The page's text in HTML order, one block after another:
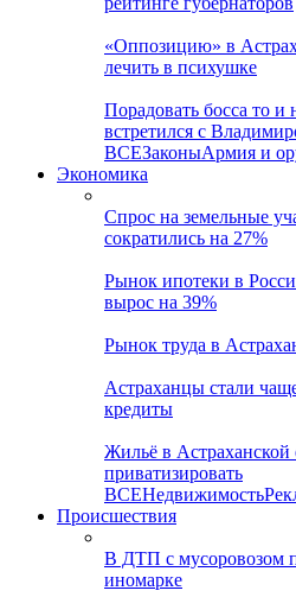
«Оппозицию» в
лечить в психушке
Порадовать босса то
встретился с
ВСЕЗаконыАрмия и
Экономика
Спрос на земельные
сократились на 27%
Рынок ипотеки в
вырос на 39%
Рынок труда в
Астраханцы стали
кредиты
Жильё в Астраханской
приватизировать
ВСЕНедвижимость
Происшествия
В ДТП с мусоровозом
иномарке